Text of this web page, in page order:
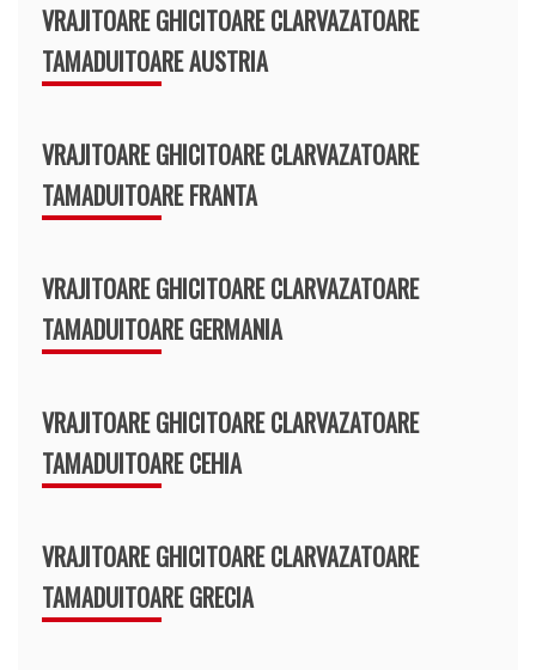
VRAJITOARE GHICITOARE CLARVAZATOARE
TAMADUITOARE AUSTRIA
VRAJITOARE GHICITOARE CLARVAZATOARE
TAMADUITOARE FRANTA
VRAJITOARE GHICITOARE CLARVAZATOARE
TAMADUITOARE GERMANIA
VRAJITOARE GHICITOARE CLARVAZATOARE
TAMADUITOARE CEHIA
VRAJITOARE GHICITOARE CLARVAZATOARE
TAMADUITOARE GRECIA